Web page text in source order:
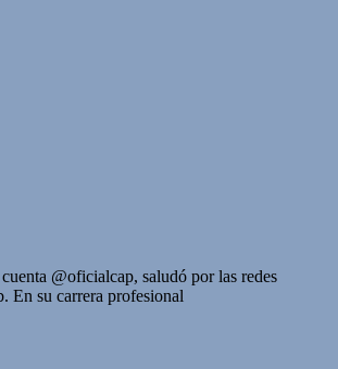
@oficialcap, saludó por las redes
En su carrera profesional